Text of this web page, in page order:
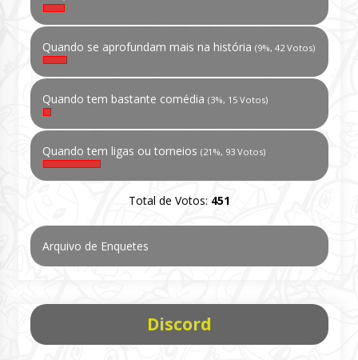
Quando se aprofundam mais na história (9%, 42 Votos)
Quando tem bastante comédia (3%, 15 Votos)
Quando tem ligas ou torneios (21%, 93 Votos)
Total de Votos: 451
Arquivo de Enquetes
Discord